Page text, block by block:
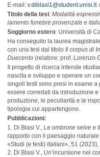
E-mail: v.diblasi1@student.unisi.it
Titolo della tesi: Modalità
lamento funebre provenzale e
Soggiorno estero: Università di
Ha conseguito la laurea
con una tesi dal titolo Il corpus di
Duecento (relatore: prof. Lorenzo
Il progetto di ricerca intende
nascita e sviluppo e operare un
singoli testi sono presi in esame
essere corredati da introduzione
produzione, le peculiarità e le
tipologia cui appartengono.
Pubblicazioni:
Di Blasi V., Le ombrose selve e il
rapporto con il paesaggio
«Studi (e testi) italiani», 51 (2023),
Di Blasi V., Un’incursione nel